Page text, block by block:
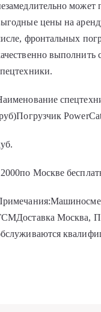
может
цены на
фронтальных
выполнить
Москве
Москва,